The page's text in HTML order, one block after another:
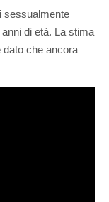
sessualmente
di età. La stima
che ancora